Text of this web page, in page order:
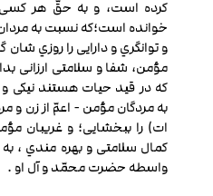
کرده است، و به حقّ هر کسی
خوانده است؛که نسبت به
و توانگري و دارایی را روزي
مؤمن، شفا و سلامتی ارزانی
که در قید حیات هستند نیکی و
به مردگان مؤمن - اعمّ از زن و
ات) را ببخشایی؛ و غریبان
کمال سلامتی و بهره مندي ،
واسطه حضرت محمّد و آل او .